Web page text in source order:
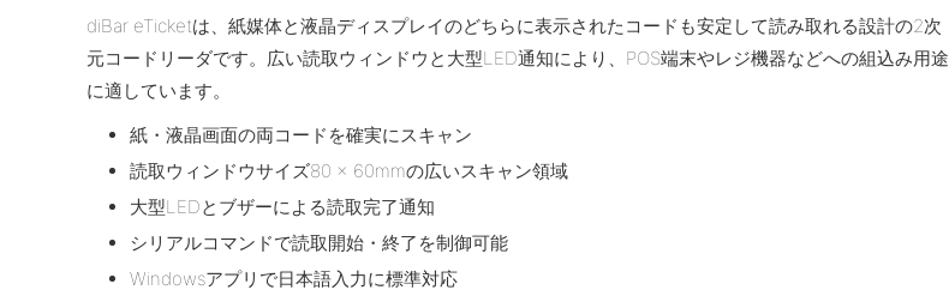
diBar eTicketは、紙媒体と液晶ディスプレイのどちらに表示されたコードも安定して読み取れる設計の2次
元コードリーダです。広い読取ウィンドウと大型LED通知により、POS端末やレジ機器などへの組込み用途
に適しています。
紙・液晶画面の両コードを確実にスキャン
読取ウィンドウサイズ80 × 60mmの広いスキャン領域
大型LEDとブザーによる読取完了通知
シリアルコマンドで読取開始・終了を制御可能
Windowsアプリで日本語入力に標準対応